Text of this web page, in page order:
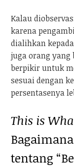
Kalau
karena
dialihkan
juga orang yang
berpikir untuk
sesuai dengan
persentasenya
This is
tentang